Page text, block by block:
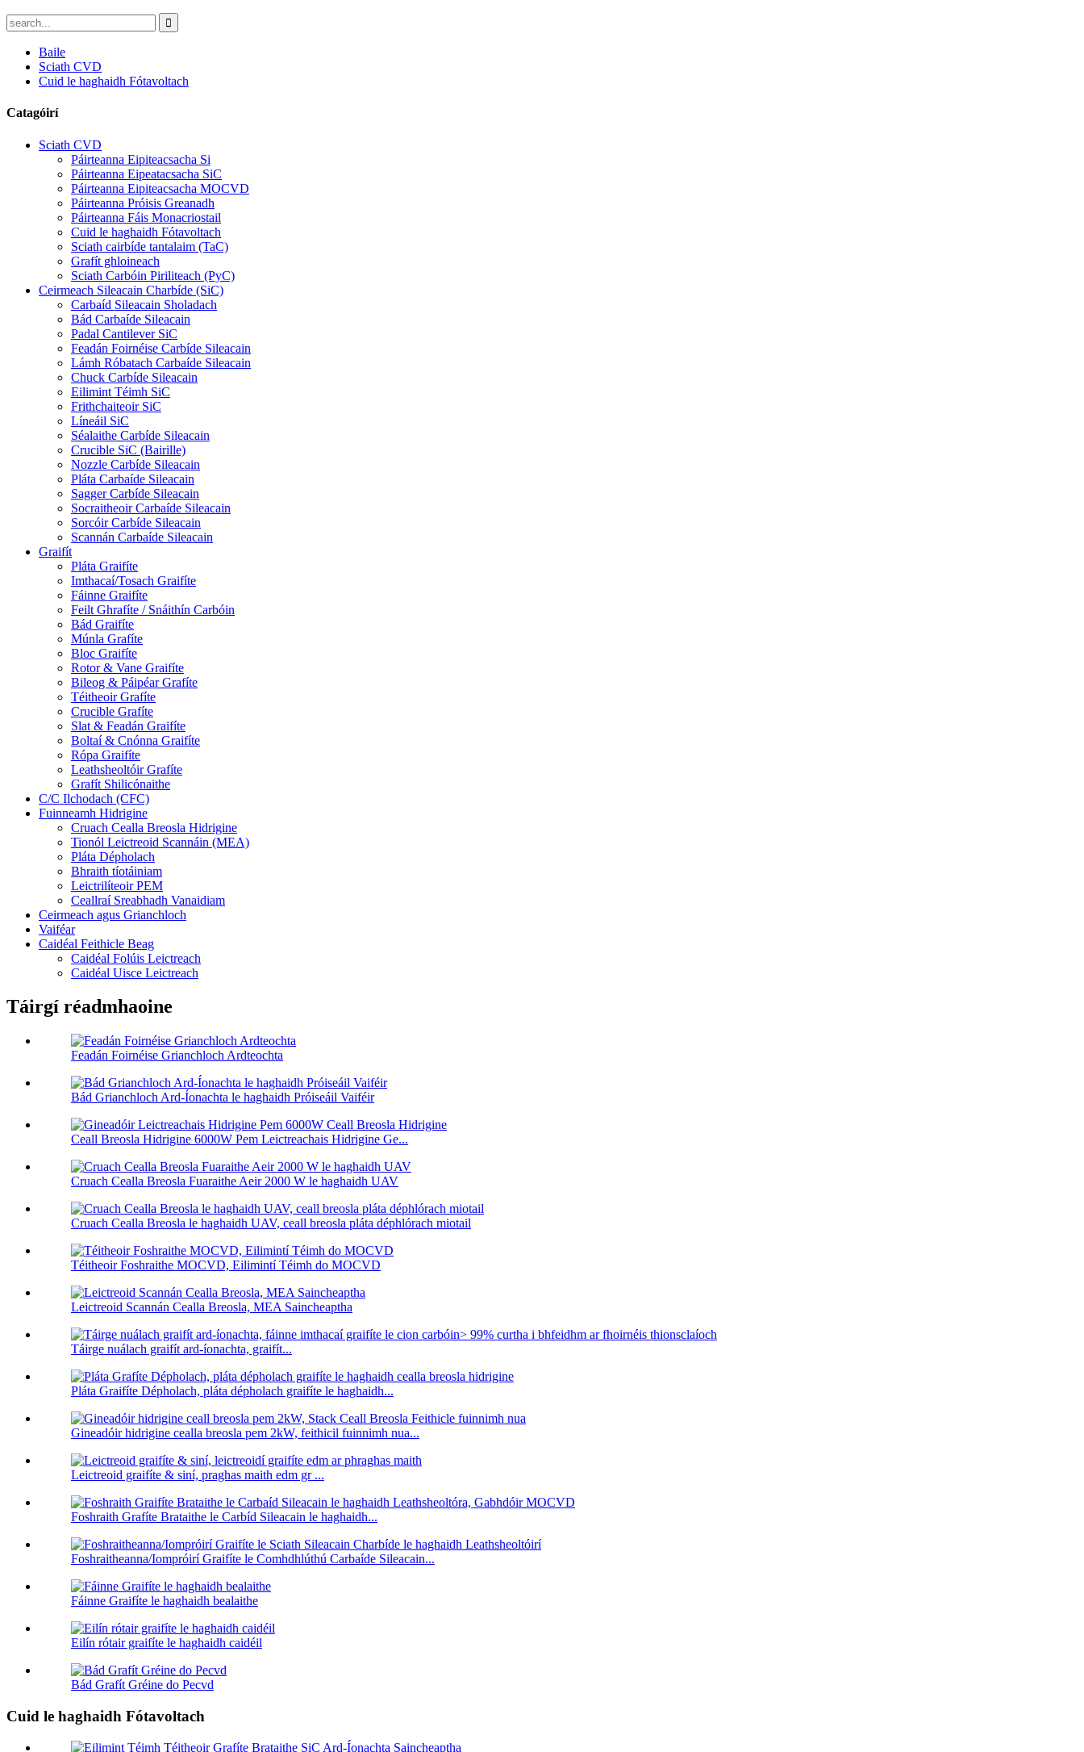
Baile
Sciath CVD
Cuid le haghaidh Fótavoltach
Catagóirí
Sciath CVD
Páirteanna Eipiteacsacha Si
Páirteanna Eipeatacsacha SiC
Páirteanna Eipiteacsacha MOCVD
Páirteanna Próisis Greanadh
Páirteanna Fáis Monacriostail
Cuid le haghaidh Fótavoltach
Sciath cairbíde tantalaim (TaC)
Grafít ghloineach
Sciath Carbóin Piriliteach (PyC)
Ceirmeach Sileacain Charbíde (SiC)
Carbaíd Sileacain Sholadach
Bád Carbaíde Sileacain
Padal Cantilever SiC
Feadán Foirnéise Carbíde Sileacain
Lámh Róbatach Carbaíde Sileacain
Chuck Carbíde Sileacain
Eilimint Téimh SiC
Frithchaiteoir SiC
Líneáil SiC
Séalaithe Carbíde Sileacain
Crucible SiC (Bairille)
Nozzle Carbíde Sileacain
Pláta Carbaíde Sileacain
Sagger Carbíde Sileacain
Socraitheoir Carbaíde Sileacain
Sorcóir Carbíde Sileacain
Scannán Carbaíde Sileacain
Graifít
Pláta Graifíte
Imthacaí/Tosach Graifíte
Fáinne Graifíte
Feilt Ghrafíte / Snáithín Carbóin
Bád Graifíte
Múnla Grafíte
Bloc Graifíte
Rotor & Vane Graifíte
Bileog & Páipéar Grafíte
Téitheoir Grafíte
Crucible Grafíte
Slat & Feadán Graifíte
Boltaí & Cnónna Graifíte
Rópa Graifíte
Leathsheoltóir Grafíte
Grafít Shilicónaithe
C/C Ilchodach (CFC)
Fuinneamh Hidrigine
Cruach Cealla Breosla Hidrigine
Tionól Leictreoid Scannáin (MEA)
Pláta Dépholach
Bhraith tíotáiniam
Leictrilíteoir PEM
Ceallraí Sreabhadh Vanaidiam
Ceirmeach agus Grianchloch
Vaiféar
Caidéal Feithicle Beag
Caidéal Folúis Leictreach
Caidéal Uisce Leictreach
Táirgí réadmhaoine
Feadán Foirnéise Grianchloch Ardteochta
Bád Grianchloch Ard-Íonachta le haghaidh Próiseáil Vaiféir
Ceall Breosla Hidrigine 6000W Pem Leictreachais Hidrigine Ge...
Cruach Cealla Breosla Fuaraithe Aeir 2000 W le haghaidh UAV
Cruach Cealla Breosla le haghaidh UAV, ceall breosla pláta déphlórach miotail
Téitheoir Foshraithe MOCVD, Eilimintí Téimh do MOCVD
Leictreoid Scannán Cealla Breosla, MEA Saincheaptha
Táirge nuálach graifít ard-íonachta, graifít...
Pláta Graifíte Dépholach, pláta dépholach graifíte le haghaidh...
Gineadóir hidrigine cealla breosla pem 2kW, feithicil fuinnimh nua...
Leictreoid graifíte & siní, praghas maith edm gr ...
Foshraith Grafíte Brataithe le Carbíd Sileacain le haghaidh...
Foshraitheanna/Iompróirí Graifíte le Comhdhlúthú Carbaíde Sileacain...
Fáinne Graifíte le haghaidh bealaithe
Eilín rótair graifíte le haghaidh caidéil
Bád Grafít Gréine do Pecvd
Cuid le haghaidh Fótavoltach